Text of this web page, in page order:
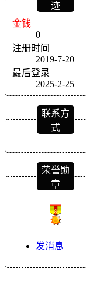
迹
金钱
0
注册时间
2019-7-20
最后登录
2025-2-25
联系方
式
荣誉勋
章
发消息